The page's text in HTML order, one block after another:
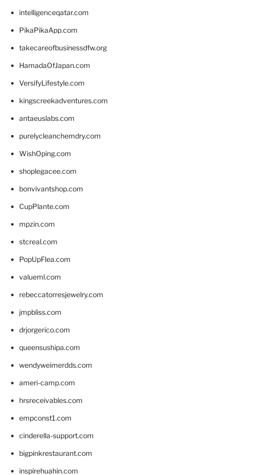
intelligenceqatar.com
PikaPikaApp.com
takecareofbusinessdfw.org
HamadaOfJapan.com
VersifyLifestyle.com
kingscreekadventures.com
antaeuslabs.com
purelycleanchemdry.com
WishOping.com
shoplegacee.com
bonvivantshop.com
CupPlante.com
mpzin.com
stcreal.com
PopUpFlea.com
valueml.com
rebeccatorresjewelry.com
jmpbliss.com
drjorgerico.com
queensushipa.com
wendyweimerdds.com
ameri-camp.com
hrsreceivables.com
empconst1.com
cinderella-support.com
bigpinkrestaurant.com
inspirehuahin.com